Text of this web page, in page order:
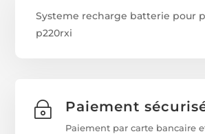
Systeme recharge batterie pour
p220rxi
~ Paiement
Paiement par carte bancaire